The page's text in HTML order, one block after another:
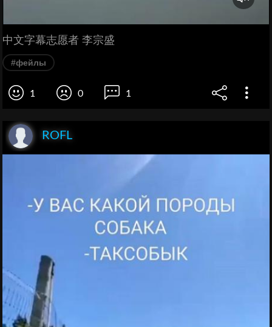
中文字幕志愿者 李宗盛
#фейлы
1 0 1
ROFL